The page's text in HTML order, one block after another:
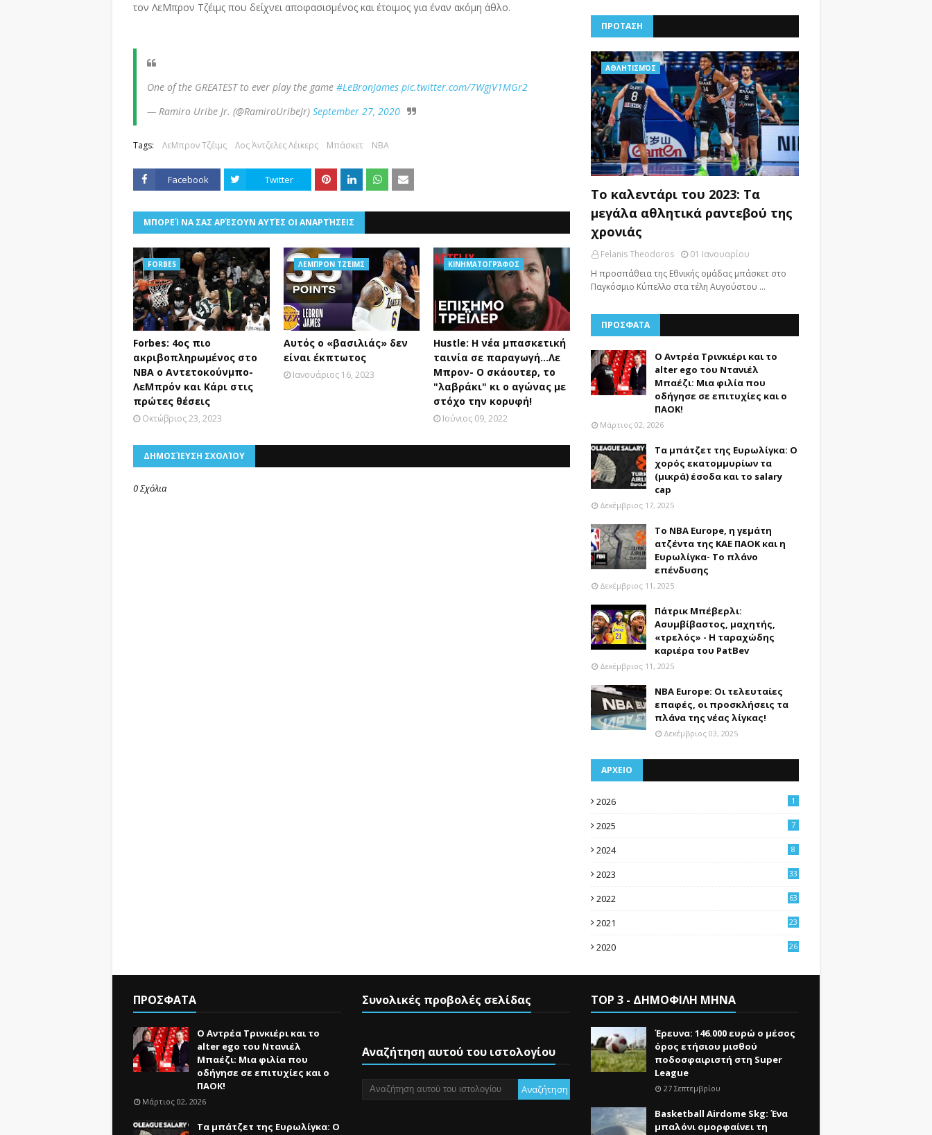
τον ΛεΜπρον Τζέιμς που δείχνει αποφασισμένος και έτοιμος για έναν ακόμη άθλο.
One of the GREATEST to ever play the game #LeBronJames pic.twitter.com/7WgjV1MGr2
— Ramiro Uribe Jr. (@RamiroUribeJr) September 27, 2020
Tags: ΛεΜπρον Τζέιμς Λος Άντζελες Λέικερς Μπάσκετ NBA
Facebook Twitter
ΜΠΟΡΕΊ ΝΑ ΣΑΣ ΑΡΈΣΟΥΝ ΑΥΤΈΣ ΟΙ ΑΝΑΡΤΉΣΕΙΣ
FORBES
Forbes: 4ος πιο
ακριβοπληρωμένος στο
ΝΒΑ ο Αντετοκούνμπο-
ΛεΜπρόν και Κάρι στις
πρώτες θέσεις
Οκτώβριος 23, 2023
ΛΕΜΠΡΟΝ ΤΖΈΙΜΣ
Αυτός ο «βασιλιάς» δεν
είναι έκπτωτος
Ιανουάριος 16, 2023
ΚΙΝΗΜΑΤΟΓΡΆΦΟΣ
Hustle: Η νέα μπασκετική
ταινία σε παραγωγή...Λε
Μπρον- Ο σκάουτερ, το
"λαβράκι" κι ο αγώνας με
στόχο την κορυφή!
Ιούνιος 09, 2022
ΔΗΜΟΣΊΕΥΣΗ ΣΧΟΛΊΟΥ
0 Σχόλια
ΠΡΟΤΑΣΗ
AΘΛΗΤΙΣΜΌΣ
Το καλεντάρι του 2023: Τα
μεγάλα αθλητικά ραντεβού της
χρονιάς
Felanis Theodoros
01 Ιανουαρίου
Η προσπάθεια της Εθνικής ομάδας μπάσκετ στο
Παγκόσμιο Κύπελλο στα τέλη Αυγούστου …
ΠΡΟΣΦΑΤΑ
Ο Αντρέα Τρινκιέρι και το
alter ego του Ντανιέλ
Μπαέζι: Μια φιλία που
οδήγησε σε επιτυχίες και ο
ΠΑΟΚ!
Μάρτιος 02, 2026
Τα μπάτζετ της Ευρωλίγκα: Ο
χορός εκατομμυρίων τα
(μικρά) έσοδα και το salary
cap
Δεκέμβριος 17, 2025
Το NBA Europe, η γεμάτη
ατζέντα της ΚΑΕ ΠΑΟΚ και η
Ευρωλίγκα- Το πλάνο
επένδυσης
Δεκέμβριος 11, 2025
Πάτρικ Μπέβερλι:
Ασυμβίβαστος, μαχητής,
«τρελός» - Η ταραχώδης
καριέρα του PatBev
Δεκέμβριος 11, 2025
NBA Europe: Οι τελευταίες
επαφές, οι προσκλήσεις τα
πλάνα της νέας λίγκας!
Δεκέμβριος 03, 2025
ΑΡΧΕΙΟ
2026 1
2025 7
2024 8
2023 33
2022 63
2021
23
2020
26
ΠΡΟΣΦΑΤΑ
Ο Αντρέα Τρινκιέρι και το
alter ego του Ντανιέλ
Μπαέζι: Μια φιλία που
οδήγησε σε επιτυχίες και ο
ΠΑΟΚ!
Μάρτιος 02, 2026
Τα μπάτζετ της Ευρωλίγκα: Ο
Συνολικές προβολές σελίδας
Αναζήτηση αυτού του ιστολογίου
TOP 3 - ΔΗΜΟΦΙΛΗ ΜΗΝΑ
Έρευνα: 146.000 ευρώ ο μέσος
όρος ετήσιου μισθού
ποδοσφαιριστή στη Super
League
27 Σεπτεμβρίου
Basketball Airdome Skg: Ένα
μπαλόνι ομορφαίνει τη